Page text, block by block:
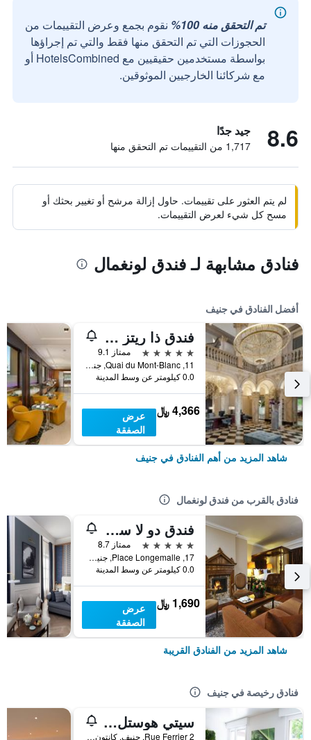
تم التحقق منه 100%
نقوم بجمع وعرض التقييمات من
الحجوزات التي تم التحقق منها فقط والتي تم إجراؤها
بواسطة مستخدمين حقيقيين مع HotelsCombined أو
مع شركائنا الخارجيين الموثوقين.
8.6 جيد جدًا
1,717 من التقييمات تم التحقق منها
لم يتم العثور على تقييمات. حاول إزالة مرشح أو تغيير بحثك أو
مسح كل شيء لعرض التقييمات.
فنادق مشابهة لـ فندق لونغمال
أفضل الفنادق في جنيف
فندق ذا ريتز كارلتون دي لا بييه، جنيف
5 نجوم
ممتاز 9.1
11, Quai du Mont-Blanc, جنيف, كانتون جنيف, سويسرا
0.0 كيلومتر عن وسط المدينة
4,366 ﷼
عرض
الصفقة
شاهد المزيد من أهم الفنادق في جنيف
فنادق بالقرب من فندق لونغمال
فندق دو لا سيغون
5 نجوم
ممتاز 8.7
17, Place Longemalle, جنيف, كانتون جنيف, سويسرا
0.0 كيلومتر عن وسط المدينة
1,690 ﷼
عرض
الصفقة
شاهد المزيد من الفنادق القريبة
فنادق رخيصة في جنيف
سيتي هوستل جنيف
Rue Ferrier 2, جنيف, كانتون جنيف, سويسرا